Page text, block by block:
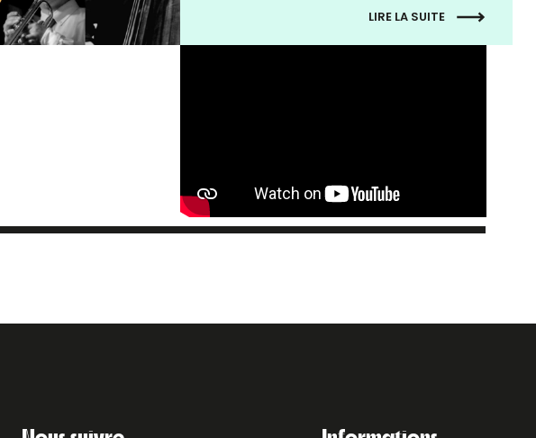
LIRE LA SUITE